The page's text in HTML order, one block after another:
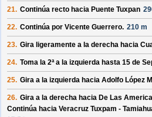
21. Continúa recto hacia Puente Tuxpan
22. Continúa por Vicente Guerrero. 210 m
23. Gira ligeramente a la derecha hacia
24. Toma la 2ª a la izquierda hasta 15 de
25. Gira a la izquierda hacia Adolfo López
26. Gira a la derecha hacia De Las
Continúa hacia Veracruz Tuxpam -